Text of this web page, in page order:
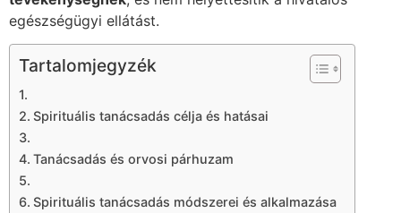
egészségügyi ellátást.
Tartalomjegyzék
Spirituális tanácsadás célja és hatásai
Tanácsadás és orvosi párhuzam
Spirituális tanácsadás módszerei és alkalmazása